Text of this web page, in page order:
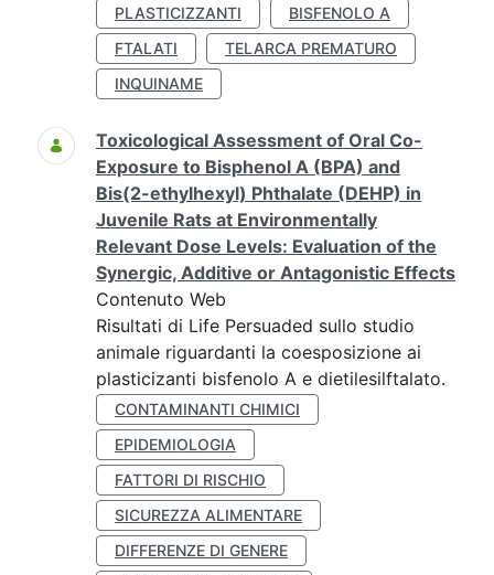
PLASTICIZZANTI
BISFENOLO A
FTALATI
TELARCA PREMATURO
INQUINAME
Toxicological Assessment of Oral Co-
Exposure to Bisphenol A (BPA) and
Bis(2-ethylhexyl) Phthalate (DEHP) in
Juvenile Rats at Environmentally
Relevant Dose Levels: Evaluation of the
Synergic, Additive or Antagonistic Effects
Contenuto Web
Risultati di Life Persuaded sullo studio
animale riguardanti la coesposizione ai
plasticizanti bisfenolo A e dietilesilftalato.
CONTAMINANTI CHIMICI
EPIDEMIOLOGIA
FATTORI DI RISCHIO
SICUREZZA ALIMENTARE
DIFFERENZE DI GENERE